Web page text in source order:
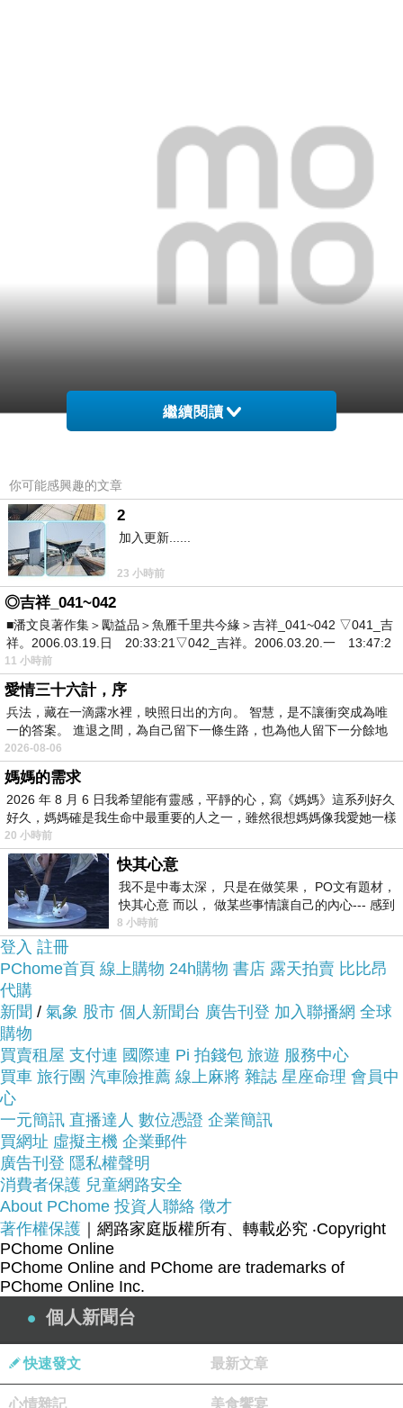
網購經驗10多年的我在想【ICE PAD】極度冰涼抗
凍長效冷凝冰涼墊(1枕)在網路上買應該會比較便
宜，
而且24小時都能買，上網慢慢挑選，慢慢比價，不
用等店家開門也不用看店員臉色，這麼方便當
然選擇在網路上購買~~
於是我也參考了其他網友【ICE PAD】極度冰涼抗
凍長效冷凝冰涼墊(1枕)的推薦開箱文及心得分享!
找了很多【ICE PAD】極度冰涼抗凍長效冷凝冰涼
墊(1枕)評論跟比價的結果，還有哪裡買最便宜划
算，發現它真的很不錯!!
而且在網路上購買，
賞期，不滿意可以退貨也不用擔心買
貴!
服務這麼優，當然在網路購物最好啦~~
看【ICE PAD】極度冰涼抗凍長效冷凝冰涼墊(1
枕)~~
商品網址:
品號：2268236
冷凝泥抗凍大進化，長效不結凍
繼續閱讀
你可能感興趣的文章
2
加入更新......
23 小時前
◎吉祥_041~042
■潘文良著作集＞勵益品＞魚雁千里共今緣＞吉祥_041~042 ▽041_吉
祥。2006.03.19.日 20:33:21▽042_吉祥。2006.03.20.一 13:47:2
11 小時前
愛情三十六計，序
兵法，藏在一滴露水裡，映照日出的方向。 智慧，是不讓衝突成為唯
一的答案。 進退之間，為自己留下一條生路，也為他人留下一分餘地
2026-08-06
媽媽的需求
2026 年 8 月 6 日我希望能有靈感，平靜的心，寫《媽媽》這系列好久
好久，媽媽確是我生命中最重要的人之一，雖然很想媽媽像我愛她一樣
20 小時前
快其心意
我不是中毒太深， 只是在做笑果， PO文有題材，
快其心意 而以， 做某些事情讓自己的內心--- 感到
愉快。
8 小時前
登入 註冊
PChome首頁 線上購物 24h購物 書店 露天拍賣 比比昂
代購
新聞 / 氣象 股市 個人新聞台 廣告刊登 加入聯播網 全球
購物
買賣租屋 支付連 國際連 Pi 拍錢包 旅遊 服務中心
買車 旅行團 汽車險推薦 線上麻將 雜誌 星座命理 會員中
心
一元簡訊 直播達人 數位憑證 企業簡訊
買網址 虛擬主機 企業郵件
廣告刊登 隱私權聲明
消費者保護 兒童網路安全
About PChome 投資人聯絡 徵才
著作權保護 ｜網路家庭版權所有、轉載必究 ‧Copyright
PChome Online
PChome Online and PChome are trademarks of
PChome Online Inc.
個人新聞台
快速發文 最新文章
心情雜記 美食饗宴